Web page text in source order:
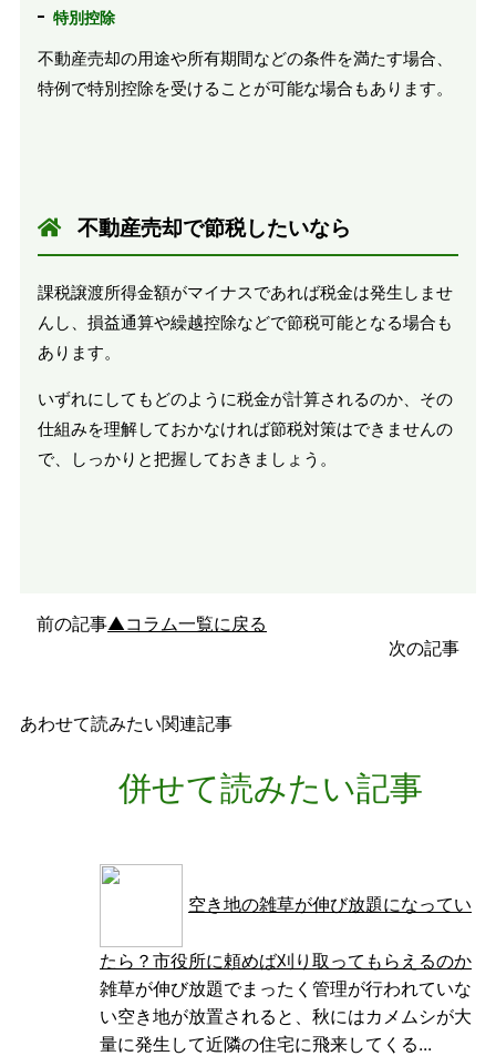
特別控除
不動産売却の用途や所有期間などの条件を満たす場合、
特例で特別控除を受けることが可能な場合もあります。
不動産売却で節税したいなら
課税譲渡所得金額がマイナスであれば税金は発生しませ
んし、損益通算や繰越控除などで節税可能となる場合も
あります。
いずれにしてもどのように税金が計算されるのか、その
仕組みを理解しておかなければ節税対策はできませんの
で、しっかりと把握しておきましょう。
前の記事▲コラム一覧に戻る
次の記事
あわせて読みたい関連記事
併せて読みたい記事
空き地の雑草が伸び放題になってい
たら？市役所に頼めば刈り取ってもらえるのか
雑草が伸び放題でまったく管理が行われていな
い空き地が放置されると、秋にはカメムシが大
量に発生して近隣の住宅に飛来してくる...